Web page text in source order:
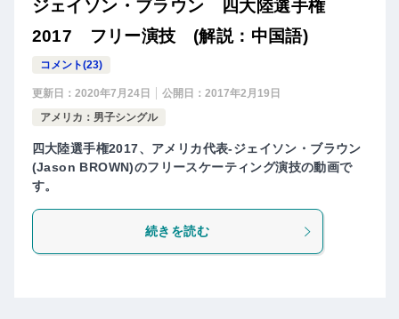
ジェイソン・ブラウン 四大陸選手権
2017 フリー演技 (解説：中国語)
コメント(23)
更新日： 2020年7月24日 公開日： 2017年2月19日
アメリカ：男子シングル
四大陸選手権2017、アメリカ代表-ジェイソン・ブラウン
(Jason BROWN)のフリースケーティング演技の動画で
す。
続きを読む